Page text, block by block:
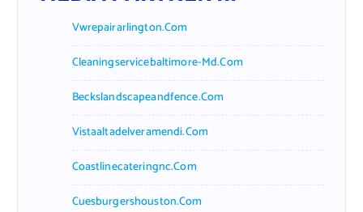
Vwrepairarlington.com
Cleaningservicebaltimore-Md.com
Beckslandscapeandfence.com
Vistaaltadelveramendi.com
Coastlinecateringnc.com
Cuesburgershouston.com